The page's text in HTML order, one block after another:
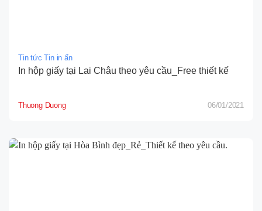
Tin tức Tin in ấn
In hộp giấy tại Lai Châu theo yêu cầu_Free thiết kế
Thuong Duong 06/01/2021